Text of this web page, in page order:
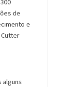
de
e
alguns